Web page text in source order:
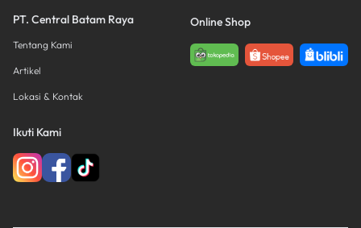
PT. Central Batam Raya
Tentang Kami
Artikel
Lokasi & Kontak
Online Shop
Ikuti Kami